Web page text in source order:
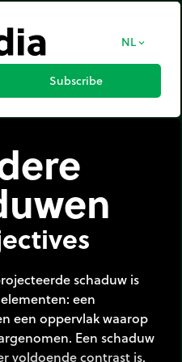
NL expand_more
Subscribe
schaduw is
een
een oppervlak waarop
Een schaduw
voldoende contrast is.